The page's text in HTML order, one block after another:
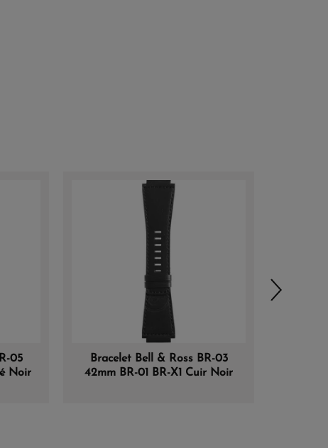
05
Noir
Bracelet Bell & Ross BR-03
42mm BR-01 BR-X1 Cuir Noir